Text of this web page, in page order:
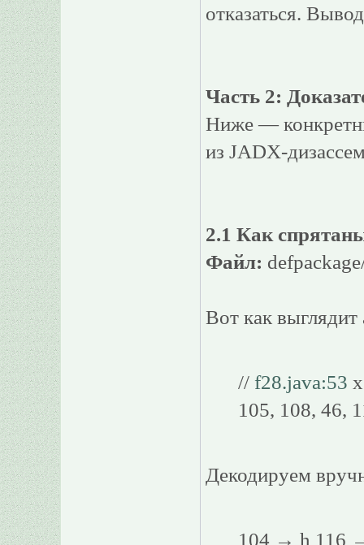
отказаться.
Часть 2:
Ниже —
из JADX-
2.1 Как
Файл:
Вот как
// f28.java:53
105, 108, 46,
Декодируем
104 → h 116